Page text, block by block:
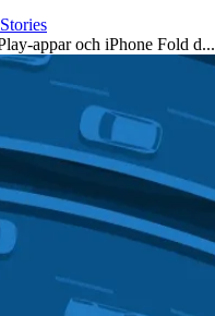
Stories
appar och iPhone Fold d...